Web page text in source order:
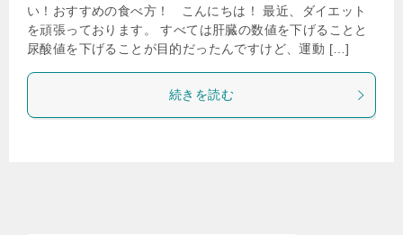
い！おすすめの食べ方！ こんにちは！ 最近、ダイエット
を頑張っております。 すべては肝臓の数値を下げることと
尿酸値を下げることが目的だったんですけど、運動 […]
続きを読む